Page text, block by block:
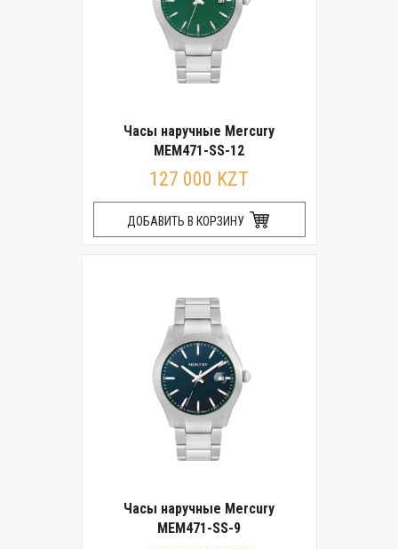
Часы наручные Mercury
MEM471-SS-12
127 000 KZT
ДОБАВИТЬ В КОРЗИНУ
Часы наручные Mercury
MEM471-SS-9